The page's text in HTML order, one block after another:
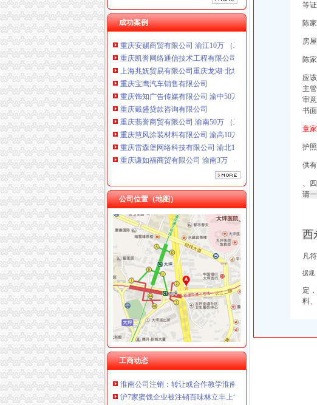
成功案例
重庆谦如福商贸有限公司 渝南3万 （公司转让）
重庆尊盟财务管理有限公司 渝北10万 （工商注册）
重庆安赐商贸有限公司 渝江10万 （工商注册）
重庆凯誉网络通信技术工程有限公司渝中分公司 （工商注册
上海兆妩贸易有限公司重庆龙湖·北城天街分公司 （工商注
重庆宝鹰汽车销售有限公司
重庆饰知广告传媒有限公司 渝中50万 （工商注册）
重庆戴盛贷款咨询有限公司
重庆翡誉商贸有限公司 渝南50万 （工商注册）
重庆慧风涂装材料有限公司 渝高10万 （工商注册）
重庆雷森堡网络科技有限公司 渝北10万 （工商注册）
重庆谦如福商贸有限公司 渝南3万 （公司转让）
重庆尊盟财务管理有限公司 渝北10万 （工商注册）
重庆安赐商贸有限公司 渝江10万 （工商注册）
重庆凯誉网络通信技术工程有限公司渝中分公司 （工商注册
上海兆妩贸易有限公司重庆龙湖·北城天街分公司 （工商注
公司位置（地图）
工商动态
曾家
重庆曾家附近站长招聘|重庆曾家附近站长职位信息汇总|重庆
台中民宿~台中酒桶山曾家邨民宿
【2018年田家庵区曾家香功夫煲仔饭店新招聘信息_电话_地址
曾家老大VS曾老大,是不是同一个-家在深圳
曾家腊味品牌拍摄|摄影|产品|森焱摄影-原创作品-站酷（
曾家公司注销
第六批疑似失联募公布17家失联募已被注销_天天基金网
淮南公司注销：转让或合作教学淮南第一家甜品店家乐福巧芋
沪7家蜜饯企业被注销百味林立丰上“黑榜”_大申网_腾讯网
圆通韵达等4家公司被注销航空货运代理资质民航新闻民航资
等
陈
房
陈
应
主
审
书
童
护
供
、
请
西
凡
据规
定，
料、